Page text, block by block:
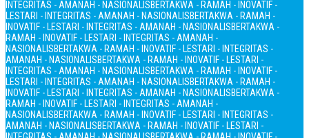
INTEGRITAS - AMANAH - NASIONALISBERTAKWA - RAMAH - INOVATIF -
LESTARI - INTEGRITAS - AMANAH - NASIONALISBERTAKWA - RAMAH -
INOVATIF - LESTARI - INTEGRITAS - AMANAH - NASIONALISBERTAKWA -
RAMAH - INOVATIF - LESTARI - INTEGRITAS - AMANAH -
NASIONALISBERTAKWA - RAMAH - INOVATIF - LESTARI - INTEGRITAS -
AMANAH - NASIONALISBERTAKWA - RAMAH - INOVATIF - LESTARI -
INTEGRITAS - AMANAH - NASIONALISBERTAKWA - RAMAH - INOVATIF -
LESTARI - INTEGRITAS - AMANAH - NASIONALISBERTAKWA - RAMAH -
INOVATIF - LESTARI - INTEGRITAS - AMANAH - NASIONALISBERTAKWA -
RAMAH - INOVATIF - LESTARI - INTEGRITAS - AMANAH -
NASIONALISBERTAKWA - RAMAH - INOVATIF - LESTARI - INTEGRITAS -
AMANAH - NASIONALISBERTAKWA - RAMAH - INOVATIF - LESTARI -